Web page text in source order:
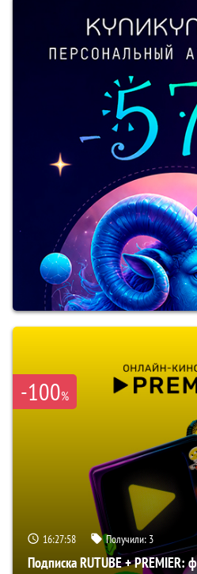
-100%
16:27:57 Получили: 3
Подписка RUTUBE +